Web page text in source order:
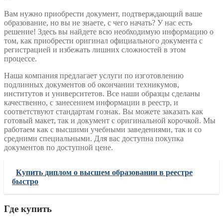
Вам нужно приобрести документ, подтверждающий ваше
образование, но вы не знаете, с чего начать? У нас есть
решение! Здесь вы найдете всю необходимую информацию о
том, как приобрести оригинал официального документа с
регистрацией и избежать лишних сложностей в этом
процессе.
Наша компания предлагает услуги по изготовлению
подлинных документов об окончании техникумов,
институтов и университетов. Все наши образцы сделаны
качественно, с занесением информации в реестр, и
соответствуют стандартам гознак. Вы можете заказать как
готовый макет, так и документ с оригинальной корочкой. Мы
работаем как с высшими учебными заведениями, так и со
средними специальными. Для вас доступна покупка
документов по доступной цене.
Купить диплом о высшем образовании в реестре
быстро
Где купить